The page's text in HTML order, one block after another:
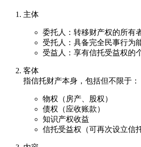
主体
委托人：转移财产权的所有
受托人：具备完全民事行为
受益人：享有信托受益权的
客体
指信托财产本身，包括但不限于：
物权（房产、股权）
债权（应收账款）
知识产权收益
信托受益权（可再次设立信托